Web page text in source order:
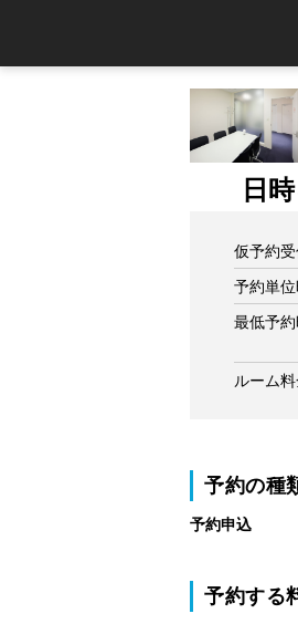
日
仮予約
予約単
最低予
ルーム
予約の種
予約申込
予約する